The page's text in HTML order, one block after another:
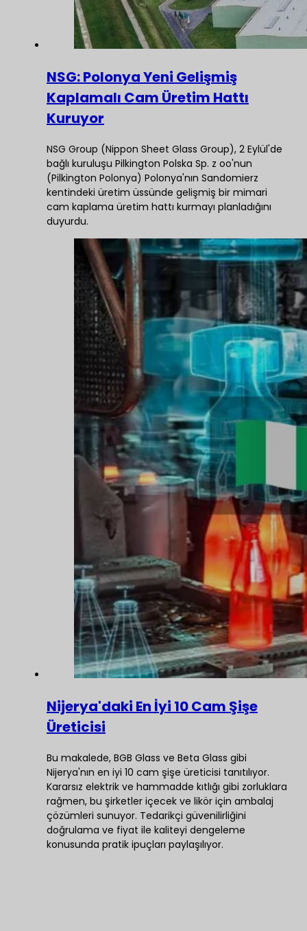
NSG: Polonya Yeni Gelişmiş
Kaplamalı Cam Üretim Hattı
Kuruyor
NSG Group (Nippon Sheet Glass Group), 2 Eylül'de
bağlı kuruluşu Pilkington Polska Sp. z oo'nun
(Pilkington Polonya) Polonya'nın Sandomierz
kentindeki üretim üssünde gelişmiş bir mimari
cam kaplama üretim hattı kurmayı planladığını
duyurdu.
Nijerya'daki En İyi 10 Cam Şişe
Üreticisi
Bu makalede, BGB Glass ve Beta Glass gibi
Nijerya'nın en iyi 10 cam şişe üreticisi tanıtılıyor.
Kararsız elektrik ve hammadde kıtlığı gibi zorluklara
rağmen, bu şirketler içecek ve likör için ambalaj
çözümleri sunuyor. Tedarikçi güvenilirliğini
doğrulama ve fiyat ile kaliteyi dengeleme
konusunda pratik ipuçları paylaşılıyor.